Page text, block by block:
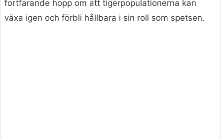
fortfarande hopp om att tigerpopulationerna kan
växa igen och förbli hållbara i sin roll som spetsen.